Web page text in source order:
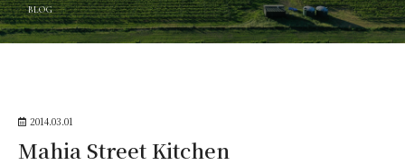
BLOG
2014.03.01
Mahia Street Kitchen